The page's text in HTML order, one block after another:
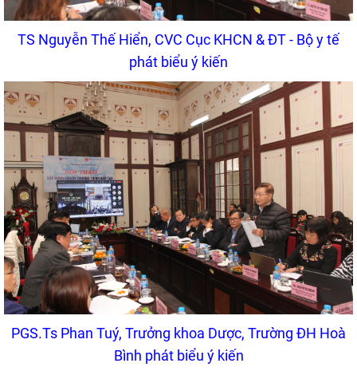
TS Nguyễn Thế Hiển, CVC Cục KHCN & ĐT - Bộ y tế
phát biểu ý kiến
PGS.Ts Phan Tuý, Trưởng khoa Dược, Trường ĐH Hoà
Bình phát biểu ý kiến